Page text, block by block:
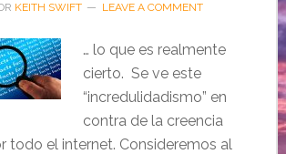
KEITH SWIFT LEAVE A COMMENT
… lo que es realmente
cierto. Se ve este
“incredulidadismo” en
contra de la creencia
todo el internet. Consideremos al